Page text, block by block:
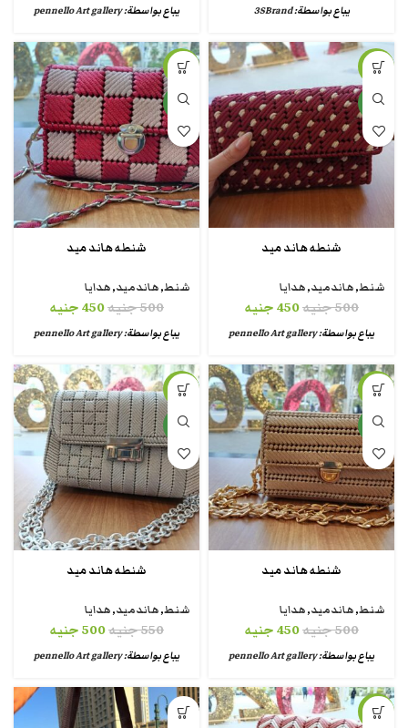
يباع بواسطة:3SBrand يباع بواسطة:pennello Art gallery
-10%
جديد
شنطه هاند ميد
شنط,هاندميد,هدايا
500جنيه450جنيه
يباع بواسطة:pennello Art gallery
-10%
جديد
شنطه هاند ميد
شنط,هاندميد,هدايا
500جنيه450جنيه
يباع بواسطة:pennello Art gallery
-10%
جديد
شنطه هاند ميد
شنط,هاندميد,هدايا
500جنيه450جنيه
يباع بواسطة:pennello Art gallery
-9%
جديد
شنطه هاند ميد
شنط,هاندميد,هدايا
550جنيه500جنيه
يباع بواسطة:pennello Art gallery
-8%